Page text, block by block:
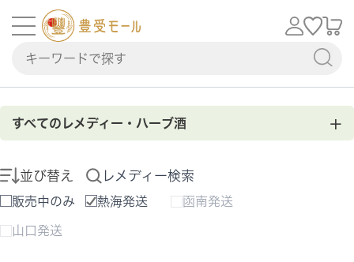
すべてのレメディー・ハーブ酒 +
並び替え レメディー検索
販売中のみ 熱海発送 函南発送
山口発送